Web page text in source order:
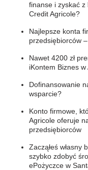
finanse i zyskać
Credit Agricole?
Najlepsze konta
przedsiębiorców
Nawet 4200 zł
iKontem Biznes w
Dofinansowanie
wsparcie?
Konto firmowe,
Agricole oferuje
przedsiębiorców
Zacząłeś własny
szybko zdobyć
ePożyczce w